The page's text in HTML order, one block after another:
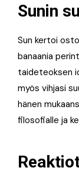
Sunin
Sun kertoi
banaania
taideteoksen
myös vihjasi
hänen
filosofialle ja